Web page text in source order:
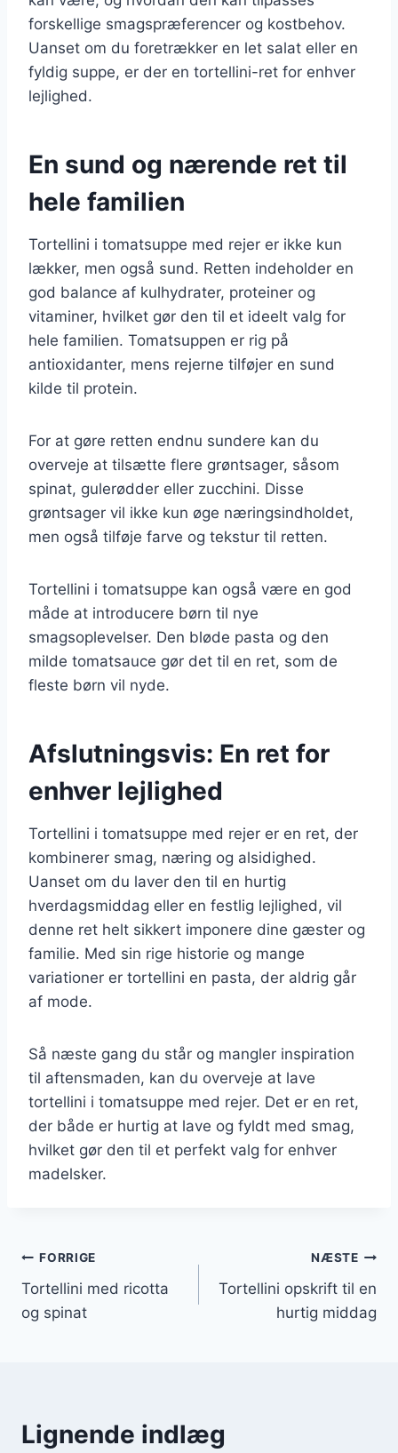
forskellige smagspræferencer og kostbehov.
Uanset om du foretrækker en let salat eller en
fyldig suppe, er der en tortellini-ret for enhver
lejlighed.
En sund og nærende ret til
hele familien
Tortellini i tomatsuppe med rejer er ikke kun
lækker, men også sund. Retten indeholder en
god balance af kulhydrater, proteiner og
vitaminer, hvilket gør den til et ideelt valg for
hele familien. Tomatsuppen er rig på
antioxidanter, mens rejerne tilføjer en sund
kilde til protein.
For at gøre retten endnu sundere kan du
overveje at tilsætte flere grøntsager, såsom
spinat, gulerødder eller zucchini. Disse
grøntsager vil ikke kun øge næringsindholdet,
men også tilføje farve og tekstur til retten.
Tortellini i tomatsuppe kan også være en god
måde at introducere børn til nye
smagsoplevelser. Den bløde pasta og den
milde tomatsauce gør det til en ret, som de
fleste børn vil nyde.
Afslutningsvis: En ret for
enhver lejlighed
Tortellini i tomatsuppe med rejer er en ret, der
kombinerer smag, næring og alsidighed.
Uanset om du laver den til en hurtig
hverdagsmiddag eller en festlig lejlighed, vil
denne ret helt sikkert imponere dine gæster og
familie. Med sin rige historie og mange
variationer er tortellini en pasta, der aldrig går
af mode.
Så næste gang du står og mangler inspiration
til aftensmaden, kan du overveje at lave
tortellini i tomatsuppe med rejer. Det er en ret,
der både er hurtig at lave og fyldt med smag,
hvilket gør den til et perfekt valg for enhver
madelsker.
Indlægsnavigation
FORRIGE
Tortellini med ricotta
og spinat
NÆSTE
Tortellini opskrift til en
hurtig middag
Lignende indlæg